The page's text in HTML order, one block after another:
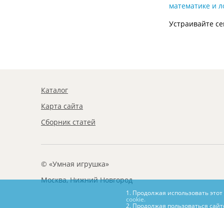
математике и
Устраивайте
Каталог
Карта сайта
Сборник статей
© «Умная игрушка»
Москва, Нижний Новгород
1. Продолжая использовать
cookie.
2. Продолжая пользоваться